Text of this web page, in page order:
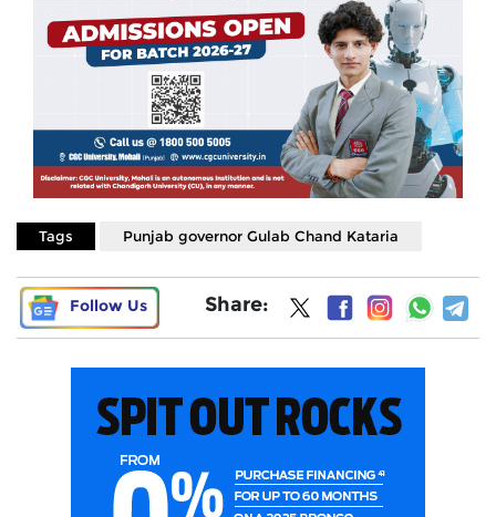
Tags Punjab governor Gulab Chand Kataria
Follow Us Share: